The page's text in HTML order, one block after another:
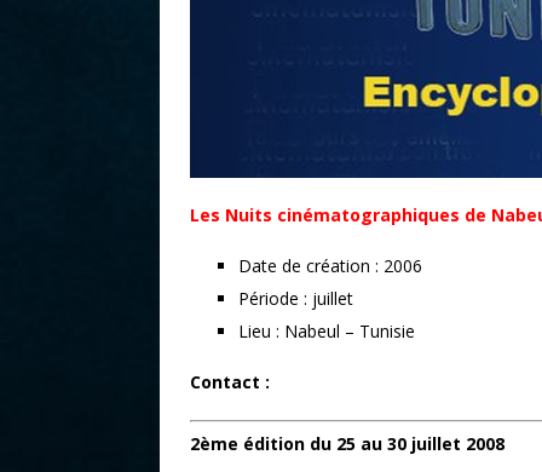
Les Nuits cinématographiques de
Date de création : 2006
Période : juillet
Lieu : Nabeul – Tunisie
Contact :
2ème édition du 25 au 30 juillet 2008